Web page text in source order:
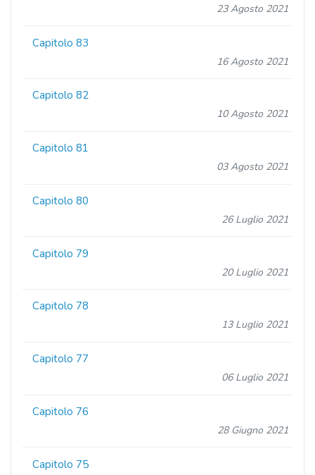
23 Agosto 2021
Capitolo 83
16 Agosto 2021
Capitolo 82
10 Agosto 2021
Capitolo 81
03 Agosto 2021
Capitolo 80
26 Luglio 2021
Capitolo 79
20 Luglio 2021
Capitolo 78
13 Luglio 2021
Capitolo 77
06 Luglio 2021
Capitolo 76
28 Giugno 2021
Capitolo 75